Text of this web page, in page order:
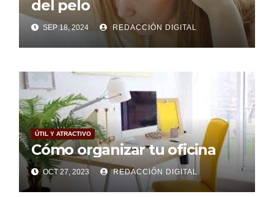
del pelo
SEP 18, 2024 REDACCIÓN DIGITAL
ÚTIL Y ATRACTIVO
Cómo organizar tu oficina
OCT 27, 2023 REDACCIÓN DIGITAL